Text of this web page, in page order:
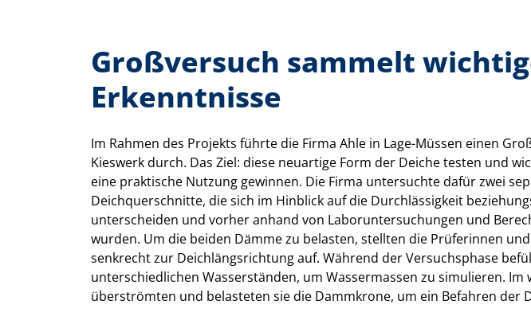
Großversuch sammelt
Erkenntnisse
Im Rahmen des Projekts führte die Firma Ahle in Lage-Müssen einen
Kieswerk durch. Das Ziel: diese neuartige Form der Deiche testen und
eine praktische Nutzung gewinnen. Die Firma untersuchte dafür zwei
Deichquerschnitte, die sich im Hinblick auf die Durchlässigkeit
unterscheiden und vorher anhand von Laboruntersuchungen und
wurden. Um die beiden Dämme zu belasten, stellten die Prüferinnen
senkrecht zur Deichlängsrichtung auf. Während der Versuchsphase
unterschiedlichen Wasserständen, um Wassermassen zu simulieren. Im
überströmten und belasteten sie die Dammkrone, um ein Befahren der